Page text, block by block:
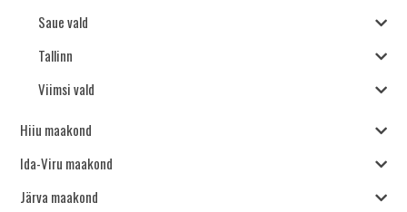
Saue vald
Tallinn
Viimsi vald
Hiiu maakond
Ida-Viru maakond
Järva maakond